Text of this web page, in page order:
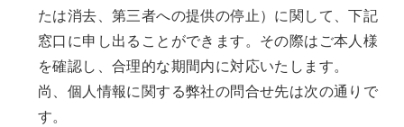
たは消去、第三者への提供の停止）に関して、下記
窓口に申し出ることができます。その際はご本人様
を確認し、合理的な期間内に対応いたします。
尚、個人情報に関する弊社の問合せ先は次の通りで
す。